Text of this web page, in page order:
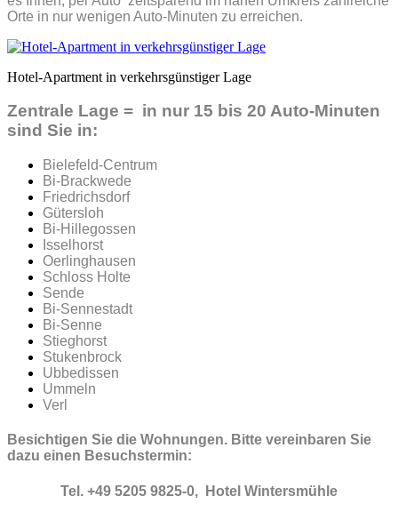
Orte in nur wenigen Auto-Minuten zu erreichen.
Hotel-Apartment in verkehrsgünstiger Lage
Zentrale Lage = in nur 15 bis 20 Auto-Minuten
sind Sie in:
Bielefeld-Centrum
Bi-Brackwede
Friedrichsdorf
Gütersloh
Bi-Hillegossen
Isselhorst
Oerlinghausen
Schloss Holte
Sende
Bi-Sennestadt
Bi-Senne
Stieghorst
Stukenbrock
Ubbedissen
Ummeln
Verl
Besichtigen Sie die Wohnungen. Bitte vereinbaren Sie
dazu einen Besuchstermin:
Tel. +49 5205 9825-0, Hotel Wintersmühle